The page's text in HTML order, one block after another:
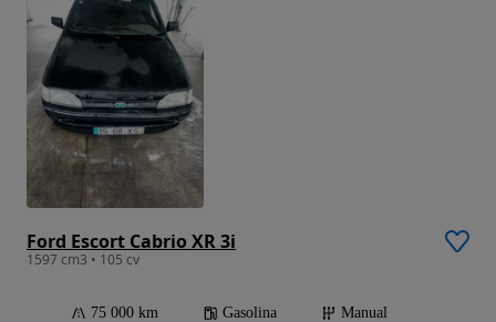
Ford Escort Cabrio XR 3i
1597 cm3 • 105 cv
75 000 km Gasolina
Manual